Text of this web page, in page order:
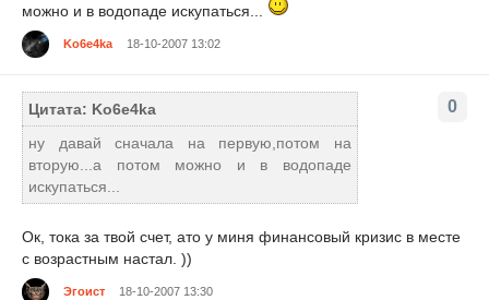
можно и в водопаде искупаться...
Ko6e4ka 18-10-2007 13:02
0
Цитата: Ko6e4ka
ну давай сначала на первую,потом на
вторую...а потом можно и в водопаде
искупаться...
Ок, тока за твой счет, ато у миня финансовый кризис в месте
с возрастным настал. ))
Эгоист 18-10-2007 13:30